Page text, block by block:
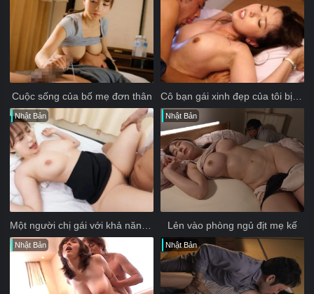
Cuộc sống của bố mẹ đơn thân Cô bạn gái xinh đẹp của tôi bị ông hàng xóm bắt cóc
Nhật Bản Nhật Bản
Lẻn vào phòng ngủ địt mẹ kế
Nhật Bản Nhật Bản